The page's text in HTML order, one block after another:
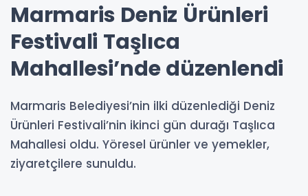
Marmaris Deniz Ürünleri
Festivali Taşlıca
Mahallesi’nde düzenlendi
Marmaris Belediyesi’nin ilki düzenlediği Deniz
Ürünleri Festivali’nin ikinci gün durağı Taşlıca
Mahallesi oldu. Yöresel ürünler ve yemekler,
ziyaretçilere sunuldu.